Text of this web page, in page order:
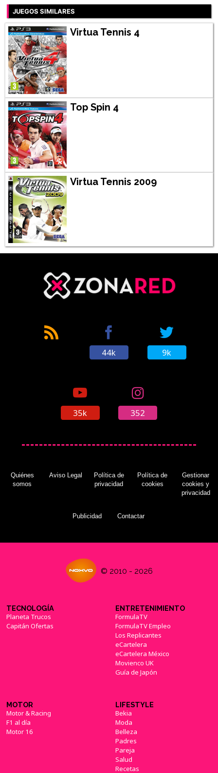
JUEGOS SIMILARES
Virtua Tennis 4
Top Spin 4
Virtua Tennis 2009
44k 9k
35k 352
Quiénes
somos
Aviso Legal
Política de
privacidad
Política de
cookies
Gestionar
cookies y
privacidad
Publicidad Contactar
© 2010 - 2026
TECNOLOGÍA
Planeta Trucos
Capitán Ofertas
ENTRETENIMIENTO
FormulaTV
FormulaTV Empleo
Los Replicantes
eCartelera
eCartelera México
Movienco UK
Guía de Japón
MOTOR
Motor & Racing
F1 al día
Motor 16
LIFESTYLE
Bekia
Moda
Belleza
Padres
Pareja
Salud
Recetas